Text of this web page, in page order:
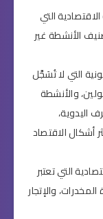
التي
الأنشطة غير
التي لا تُسَجَّل
والأنشطة
اليدوية،
أشكال الاقتصاد
التي تعتبر
والإتجار